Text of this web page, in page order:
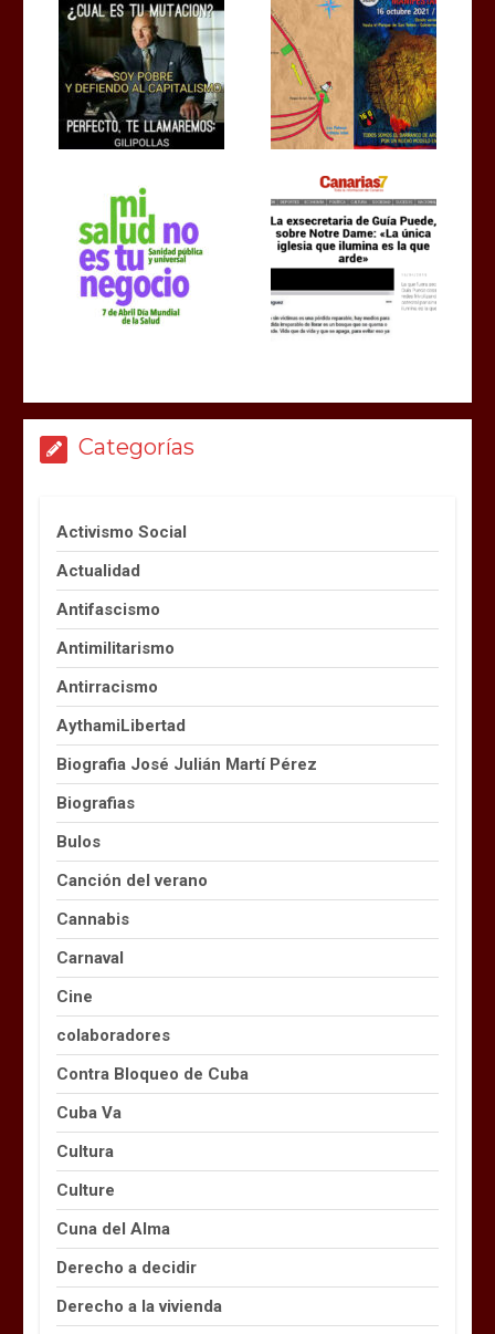
Categorías
Activismo Social
Actualidad
Antifascismo
Antimilitarismo
Antirracismo
AythamiLibertad
Biografia José Julián Martí Pérez
Biografias
Bulos
Canción del verano
Cannabis
Carnaval
Cine
colaboradores
Contra Bloqueo de Cuba
Cuba Va
Cultura
Culture
Cuna del Alma
Derecho a decidir
Derecho a la vivienda